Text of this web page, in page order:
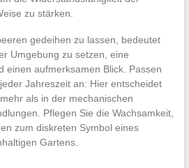
zu stärken.
gedeihen zu lassen, bedeutet
Umgebung zu setzen, eine
einen aufmerksamen Blick. Passen
Jahreszeit an: Hier entscheidet
als in der mechanischen
Pflegen Sie die Wachsamkeit,
zum diskreten Symbol eines
Gartens.